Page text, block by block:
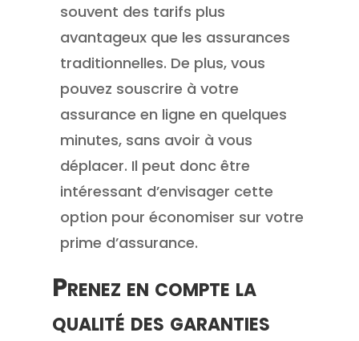
souvent des tarifs plus
avantageux que les assurances
traditionnelles. De plus, vous
pouvez souscrire à votre
assurance en ligne en quelques
minutes, sans avoir à vous
déplacer. Il peut donc être
intéressant d’envisager cette
option pour économiser sur votre
prime d’assurance.
Prenez en compte la
qualité des garanties